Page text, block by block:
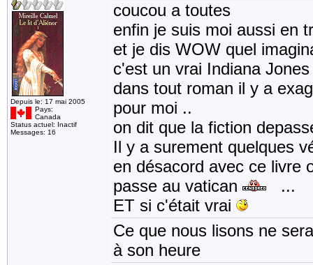
Depuis le: 17 mai 2005
Pays:
Canada
Status actuel: Inactif
Messages: 16
coucou a toutes
enfin je suis moi aussi en
et je dis WOW quel
c'est un vrai Indiana
dans tout roman il y a
pour moi ..
on dit que la fiction
Il y a surement quelques
en désacord avec ce livre
passe au vatican
...
ET si c'était vrai
Ce que nous lisons ne
à son heure